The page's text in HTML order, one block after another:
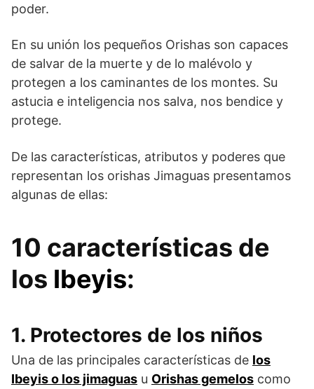
poder.
En su unión los pequeños Orishas son capaces
de salvar de la muerte y de lo malévolo y
protegen a los caminantes de los montes. Su
astucia e inteligencia nos salva, nos bendice y
protege.
De las características, atributos y poderes que
representan los orishas Jimaguas presentamos
algunas de ellas:
10 características de
los Ibeyis:
1. Protectores de los niños
Una de las principales características de los
Ibeyis o los jimaguas u Orishas gemelos como